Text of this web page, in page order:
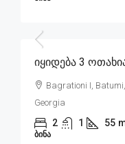
Იყიდება 3
Bagrationi I,
Georgia
2 1 55
ᲑᲘᲜᲐ